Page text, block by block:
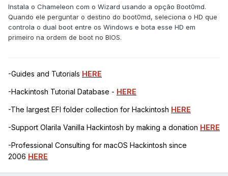
Instala o Chameleon com o Wizard usando a opção Boot0md.
Quando ele perguntar o destino do boot0md, seleciona o HD que
controla o dual boot entre os Windows e bota esse HD em
primeiro na ordem de boot no BIOS.
-Guides and Tutorials HERE
-Hackintosh Tutorial Database - HERE
-The largest EFI folder collection for Hackintosh HERE
-Support Olarila Vanilla Hackintosh by making a donation HERE
-Professional Consulting for macOS Hackintosh since
2006 HERE